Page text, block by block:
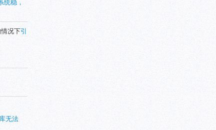
统稳，
况下引
无法